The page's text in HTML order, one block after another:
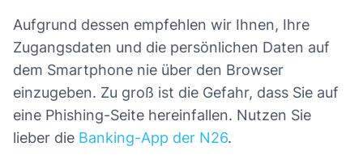
Aufgrund dessen empfehlen wir Ihnen, Ihre
Zugangsdaten und die persönlichen Daten auf
dem Smartphone nie über den Browser
einzugeben. Zu groß ist die Gefahr, dass Sie auf
eine Phishing-Seite hereinfallen. Nutzen Sie
lieber die Banking-App der N26.